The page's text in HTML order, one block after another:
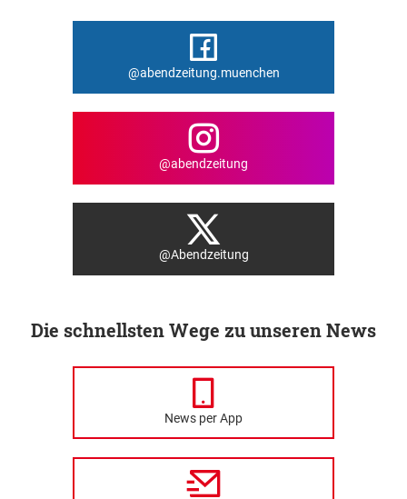
@abendzeitung.muenchen
@abendzeitung
@Abendzeitung
Die schnellsten Wege zu unseren News
News per App